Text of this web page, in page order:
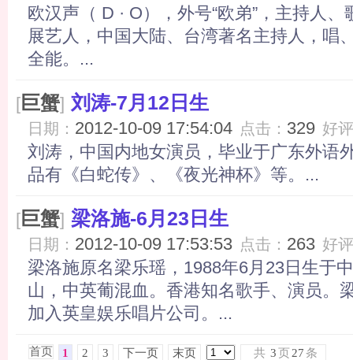
欧汉声（ D · O），外号“欧弟”，主持人
展艺人，中国大陆、台湾著名主持人，唱
全能。...
[ 巨蟹] 刘涛-7月12日生
日期： 2012-10-09 17:54:04 点击： 329 好
刘涛，中国内地女演员，毕业于广东外语
品有《白蛇传》、《夜光神杯》等。...
[ 巨蟹] 梁洛施-6月23日生
日期： 2012-10-09 17:53:53 点击： 263 好
梁洛施原名梁乐瑶，1988年6月23日生于
山，中英葡混血。香港知名歌手、演员。
加入英皇娱乐唱片公司。...
首页 1 2 3 下一页 末页 共 3页 27条